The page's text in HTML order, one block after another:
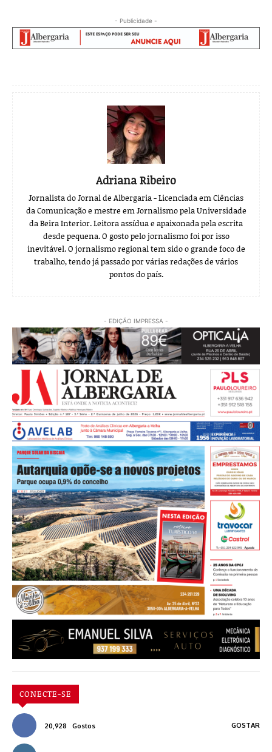
- Publicidade -
Adriana Ribeiro
Jornalista do Jornal de Albergaria - Licenciada em Ciências
da Comunicação e mestre em Jornalismo pela Universidade
da Beira Interior. Leitora assídua e apaixonada pela escrita
desde pequena. O gosto pelo jornalismo foi por isso
inevitável. O jornalismo regional tem sido o grande foco de
trabalho, tendo já passado por várias redações de vários
pontos do país.
- EDIÇÃO IMPRESSA -
CONECTE-SE
20,928 Gostos GOSTAR